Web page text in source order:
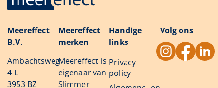
Meereffect
B.V.
Ambachtsweg
4-L
3953 BZ
Meereffect
merken
Meereffect is
eigenaar van
Slimmer
Handige
links
Privacy
policy
Volg ons